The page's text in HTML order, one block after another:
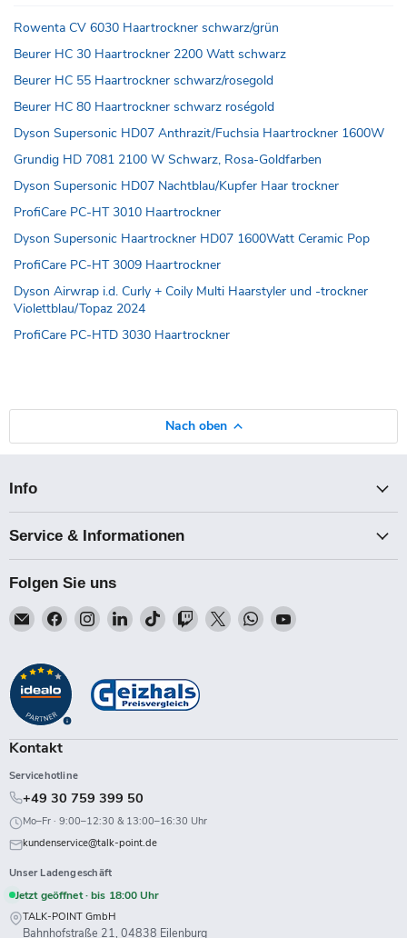
Rowenta CV 6030 Haartrockner schwarz/grün
Beurer HC 30 Haartrockner 2200 Watt schwarz
Beurer HC 55 Haartrockner schwarz/rosegold
Beurer HC 80 Haartrockner schwarz roségold
Dyson Supersonic HD07 Anthrazit/Fuchsia Haartrockner 1600W
Grundig HD 7081 2100 W Schwarz, Rosa-Goldfarben
Dyson Supersonic HD07 Nachtblau/Kupfer Haar trockner
ProfiCare PC-HT 3010 Haartrockner
Dyson Supersonic Haartrockner HD07 1600Watt Ceramic Pop
ProfiCare PC-HT 3009 Haartrockner
Dyson Airwrap i.d. Curly + Coily Multi Haarstyler und -trockner
Violettblau/Topaz 2024
ProfiCare PC-HTD 3030 Haartrockner
Nach oben
Info
Service & Informationen
Folgen Sie uns
Email
Talk-
Finden
Sie
auf
Facebook
Finden
Sie
auf
Instagram
Finden
Sie
auf
LinkedIn
Finden
Sie
auf
TikTok
Finden
Sie
Twitch
Finden
Sie
Finden
Sie
Finden
Kontakt
Servicehotline
+49 30 759 399 50
Mo–Fr · 9:00–12:30 & 13:00–16:30 Uhr
kundenservice@talk-point.de
Unser Ladengeschäft
Jetzt geöffnet · bis 18:00 Uhr
TALK-POINT GmbH
Bahnhofstraße 21, 04838 Eilenburg